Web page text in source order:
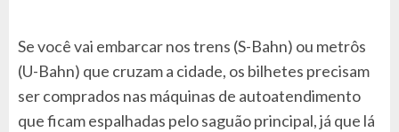
Se você vai embarcar nos trens (S-Bahn) ou metrôs
(U-Bahn) que cruzam a cidade, os bilhetes precisam
ser comprados nas máquinas de autoatendimento
que ficam espalhadas pelo saguão principal, já que lá